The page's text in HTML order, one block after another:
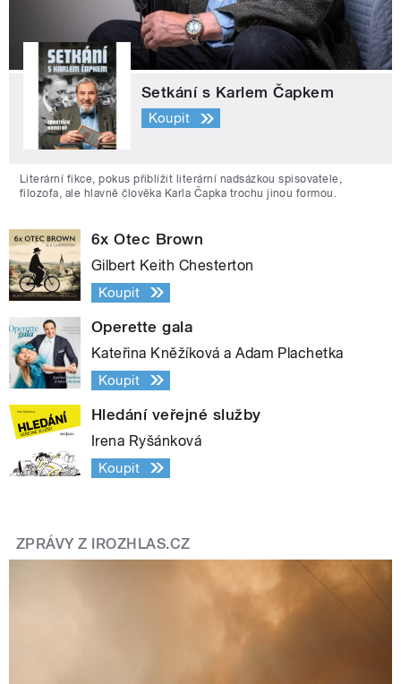
Setkání s Karlem Čapkem
Koupit
Literární fikce, pokus přiblížit literární nadsázkou spisovatele,
filozofa, ale hlavně člověka Karla Čapka trochu jinou formou.
6x Otec Brown
Gilbert Keith Chesterton
Koupit
Operette gala
Kateřina Kněžíková a Adam Plachetka
Koupit
Hledání veřejné služby
Irena Ryšánková
Koupit
ZPRÁVY Z IROZHLAS.CZ